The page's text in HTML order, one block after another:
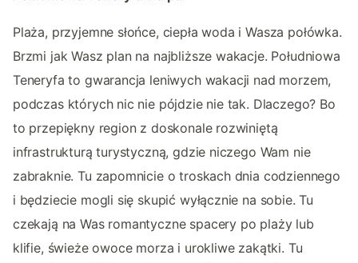
Plaża, przyjemne słońce, ciepła woda i Wasza połówka.
Brzmi jak Wasz plan na najbliższe wakacje. Południowa
Teneryfa to gwarancja leniwych wakacji nad morzem,
podczas których nic nie pójdzie nie tak. Dlaczego? Bo
to przepiękny region z doskonale rozwiniętą
infrastrukturą turystyczną, gdzie niczego Wam nie
zabraknie. Tu zapomnicie o troskach dnia codziennego
i będziecie mogli się skupić wyłącznie na sobie. Tu
czekają na Was romantyczne spacery po plaży lub
klifie, świeże owoce morza i urokliwe zakątki. Tu